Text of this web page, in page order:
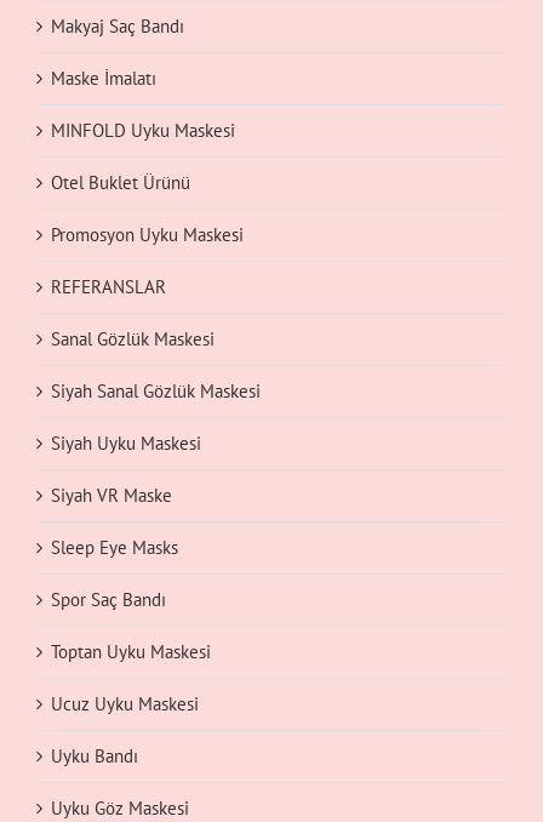
Makyaj Saç Bandı
Maske İmalatı
MINFOLD Uyku Maskesi
Otel Buklet Ürünü
Promosyon Uyku Maskesi
REFERANSLAR
Sanal Gözlük Maskesi
Siyah Sanal Gözlük Maskesi
Siyah Uyku Maskesi
Siyah VR Maske
Sleep Eye Masks
Spor Saç Bandı
Toptan Uyku Maskesi
Ucuz Uyku Maskesi
Uyku Bandı
Uyku Göz Maskesi